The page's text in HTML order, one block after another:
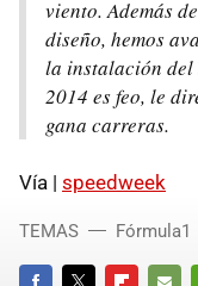
viento. Además
diseño, hemos
la instalación del
2014 es feo, le
gana carreras.
Vía | speedweek
TEMAS Fórmula1